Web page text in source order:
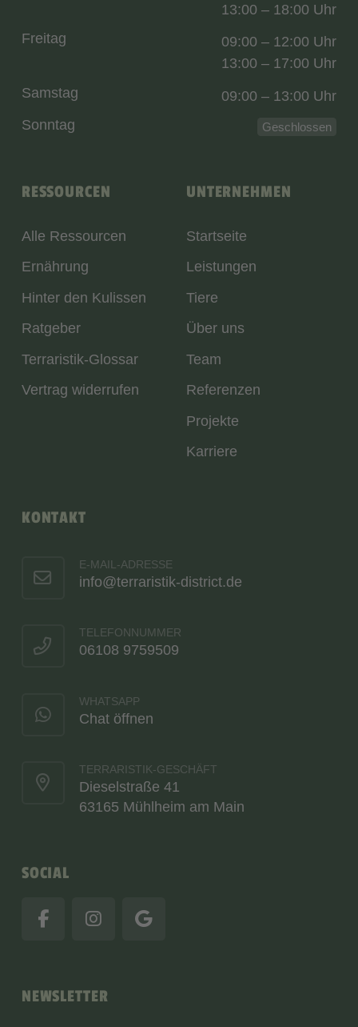
RESSOURCEN
Alle Ressourcen
Ernährung
Hinter den Kulissen
Ratgeber
Terraristik-Glossar
Vertrag widerrufen
UNTERNEHMEN
Startseite
Leistungen
Tiere
Über uns
Team
Referenzen
Projekte
Karriere
KONTAKT
E-MAIL-ADRESSE
info@terraristik-district.de
TELEFONNUMMER
06108 9759509
WHATSAPP
Chat öffnen
TERRARISTIK-GESCHÄFT
Dieselstraße 41
63165 Mühlheim am Main
SOCIAL
13:00 – 18:00 Uhr
Freitag
09:00 – 12:00 Uhr
13:00 – 17:00 Uhr
Samstag
09:00 – 13:00 Uhr
Sonntag
Geschlossen
NEWSLETTER